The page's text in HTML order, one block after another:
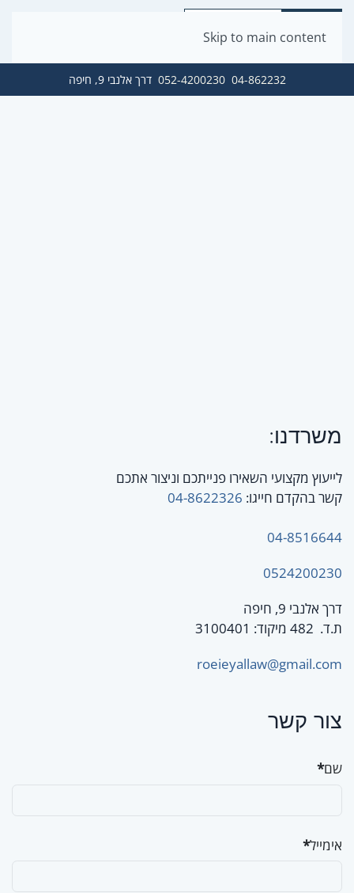
Skip to main content
04-862232
052-4200230 דרך אלנבי 9, חיפה
משרדנו:
לייעוץ מקצועי השאירו פנייתכם וניצור אתכם
קשר בהקדם חייגו: 04-8622326
04-8516644
0524200230
דרך אלנבי 9, חיפה
ת.ד. 482 מיקוד: 3100401
roeieyallaw@gmail.com
צור קשר
שם*
אימייל*